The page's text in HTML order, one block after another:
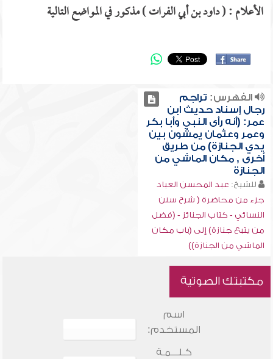
الأعلام : ( داود بن أبي الفرات ) مذكور في المواضع التالية
الفهرس: تراجم
رجال إسناد حديث ابن
عمر: (أنه رأى النبي وأبا بكر
وعمر وعثمان يمشون بين
يدي الجنازة) من طريق
أخرى , مكان الماشي من
الجنازة
للشيخ: عبد المحسن العباد
جزء من محاضرة ( شرح سنن
النسائي - كتاب الجنائز - (فضل
من يتبع جنازة) إلى (باب مكان
الماشي من الجنازة))
مكتبتك الصوتية
اسم
المستخدم:
كـلـــمـة